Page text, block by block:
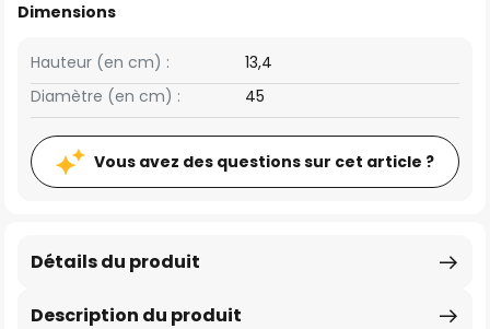
Dimensions
Hauteur (en cm) :
13,4
Diamètre (en cm) :
45
Vous avez des questions sur cet article ?
Description du produit
Détails du produit